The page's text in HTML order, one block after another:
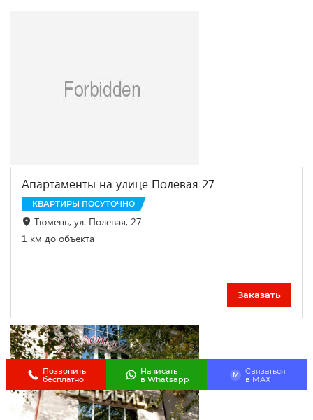
Апартаменты на улице Полевая 27
КВАРТИРЫ ПОСУТОЧНО
Тюмень, ул. Полевая, 27
1 км до объекта
Заказать
Позвонить
бесплатно
Написать
в Whatsapp
M
Связаться
в МАХ